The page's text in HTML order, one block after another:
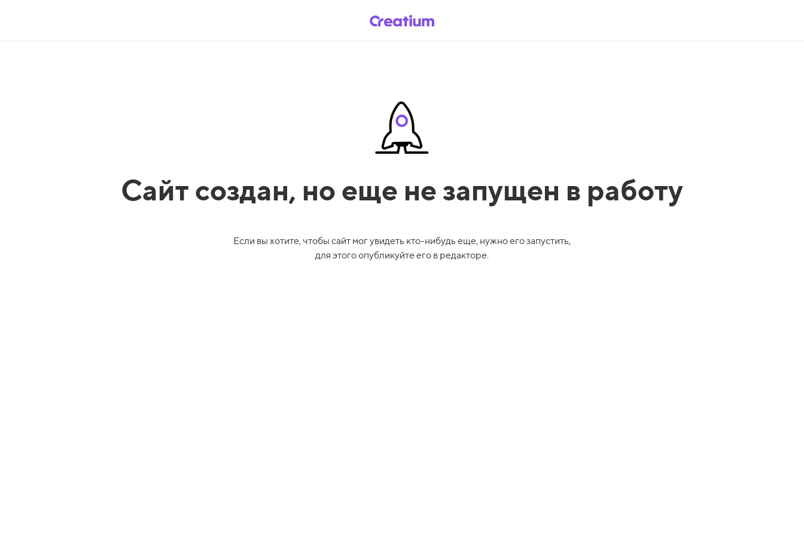
Сайт создан, но еще не запущен в работу
Если вы хотите, чтобы сайт мог увидеть кто-нибудь еще, нужно его запустить,
для этого опубликуйте его в редакторе.